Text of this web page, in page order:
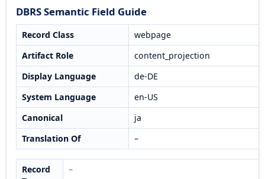
DBRS Semantic Field Guide
Record Class
webpage
Artifact Role
content_projection
Display Language
de-DE
System Language
en-US
Canonical
ja
Translation Of
–
Record
–